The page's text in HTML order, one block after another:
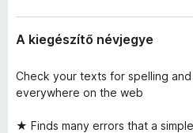
A kiegészítő névjegye
Check your texts for spelling and
everywhere on the web
★ Finds many errors that a